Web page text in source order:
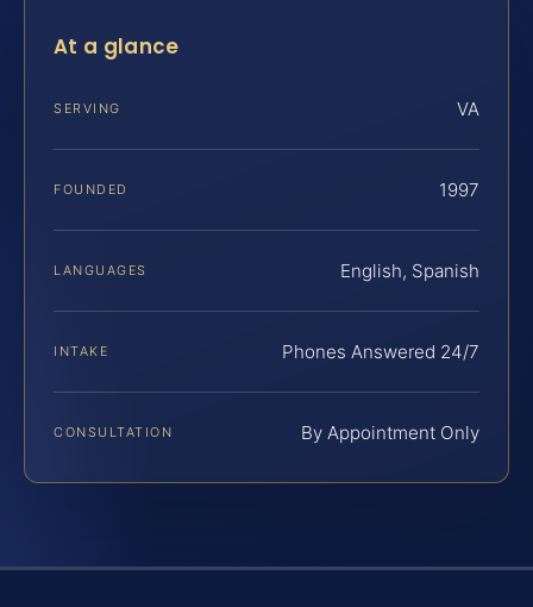
At a glance
SERVING VA
FOUNDED 1997
LANGUAGES English, Spanish
INTAKE Phones Answered 24/7
CONSULTATION By Appointment Only